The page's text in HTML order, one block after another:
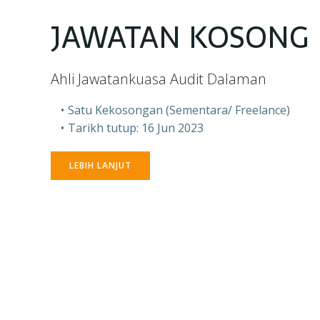
JAWATAN KOSONG
Ahli Jawatankuasa Audit Dalaman
Satu Kekosongan (Sementara/ Freelance)
Tarikh tutup: 16 Jun 2023
LEBIH LANJUT